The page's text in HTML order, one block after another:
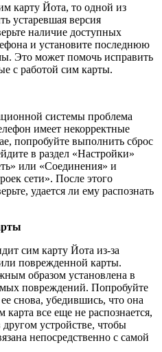
карту Йота, то одной из
устаревшая версия
наличие доступных
и установите последнюю
Это может помочь исправить
с работой сим карты.
системы проблема
имеет некорректные
попробуйте выполнить сброс
в раздел «Настройки»
или «Соединения» и
сети». После этого
удается ли ему распознать
сим карту Йота из-за
поврежденной карты.
образом установлена в
повреждений. Попробуйте
снова, убедившись, что она
все еще не распознается,
другом устройстве, чтобы
непосредственно с самой